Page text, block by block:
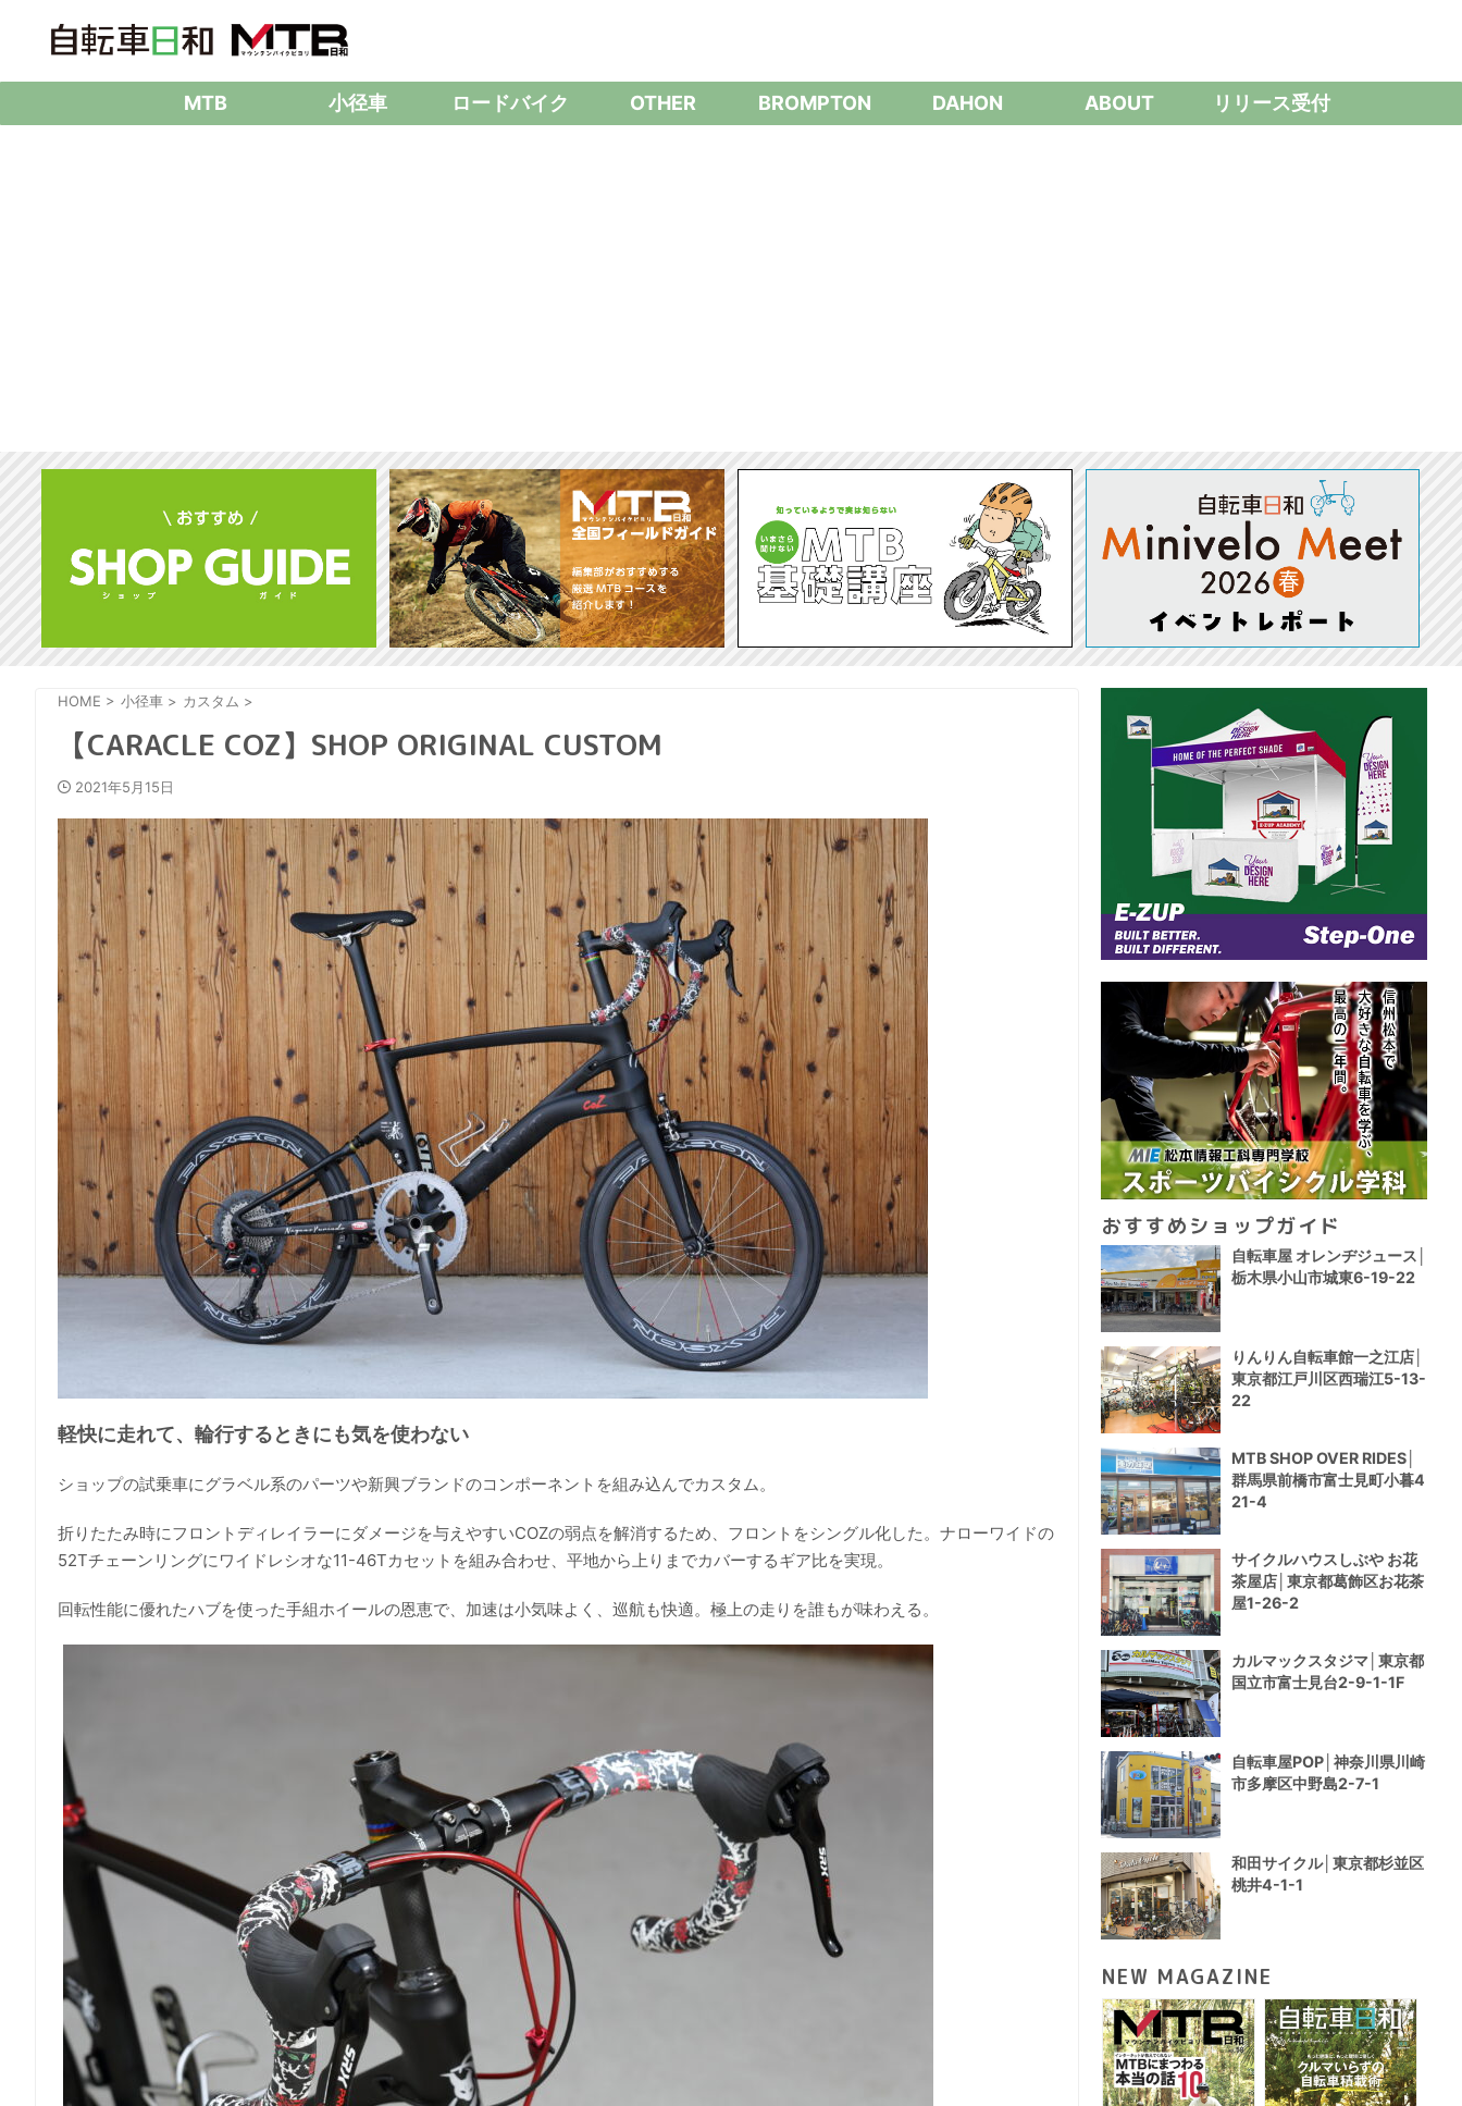
MTB 小径車 ロードバイク OTHER BROMPTON DAHON ABOUT リリース受付
HOME > 小径車 > カスタム >
【CARACLE COZ】SHOP ORIGINAL CUSTOM
2021年5月15日
軽快に走れて、輪行するときにも気を使わない
ショップの試乗車にグラベル系のパーツや新興ブランドのコンポーネントを組み込んでカスタム。
折りたたみ時にフロントディレイラーにダメージを与えやすいCOZの弱点を解消するため、フロントをシングル化した。ナローワイドの
52Tチェーンリングにワイドレシオな11-46Tカセットを組み合わせ、平地から上りまでカバーするギア比を実現。
回転性能に優れたハブを使った手組ホイールの恩恵で、加速は小気味よく、巡航も快適。極上の走りを誰もが味わえる。
おすすめショップガイド
自転車屋 オレンヂジュース│
栃木県小山市城東6-19-22
りんりん自転車館一之江店│
東京都江戸川区西瑞江5-13-
22
MTB SHOP OVER RIDES│
群馬県前橋市富士見町小暮4
21-4
サイクルハウスしぶや お花
茶屋店│東京都葛飾区お花茶
屋1-26-2
カルマックスタジマ│東京都
国立市富士見台2-9-1-1F
自転車屋POP│神奈川県川崎
市多摩区中野島2-7-1
和田サイクル│東京都杉並区
桃井4-1-1
NEW MAGAZINE